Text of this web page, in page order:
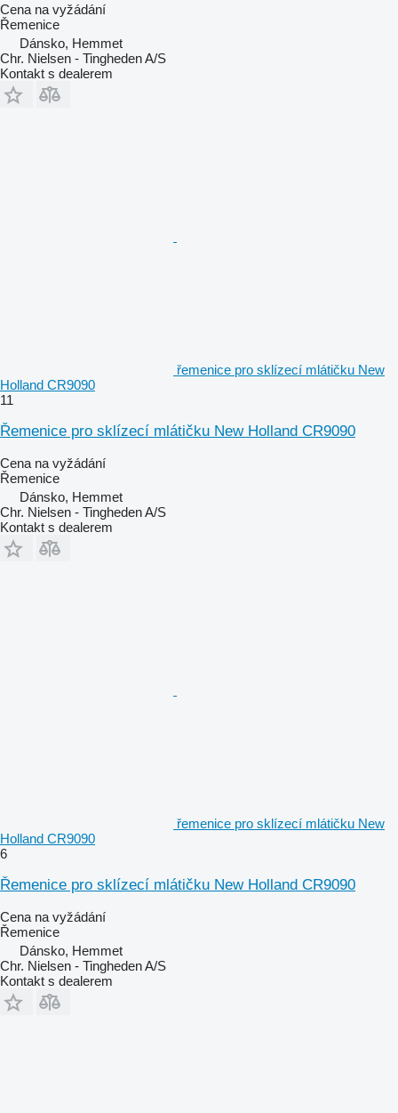
Cena na vyžádání
Řemenice
Dánsko, Hemmet
Chr. Nielsen - Tingheden A/S
Kontakt s dealerem
řemenice pro sklízecí mlátičku New
Holland CR9090
11
Řemenice pro sklízecí mlátičku New Holland CR9090
Cena na vyžádání
Řemenice
Dánsko, Hemmet
Chr. Nielsen - Tingheden A/S
Kontakt s dealerem
řemenice pro sklízecí mlátičku New
Holland CR9090
6
Řemenice pro sklízecí mlátičku New Holland CR9090
Cena na vyžádání
Řemenice
Dánsko, Hemmet
Chr. Nielsen - Tingheden A/S
Kontakt s dealerem